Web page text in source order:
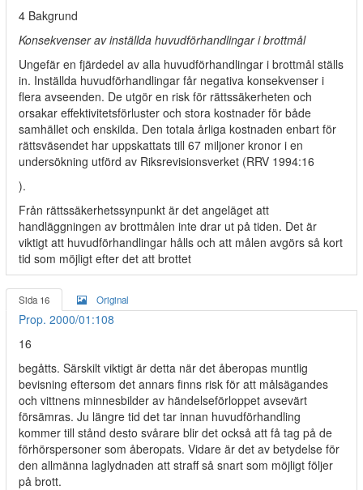
4 Bakgrund
Konsekvenser av inställda huvudförhandlingar i brottmål
Ungefär en fjärdedel av alla huvudförhandlingar i brottmål ställs
in. Inställda huvudförhandlingar får negativa konsekvenser i
flera avseenden. De utgör en risk för rättssäkerheten och
orsakar effektivitetsförluster och stora kostnader för både
samhället och enskilda. Den totala årliga kostnaden enbart för
rättsväsendet har uppskattats till 67 miljoner kronor i en
undersökning utförd av Riksrevisionsverket (RRV 1994:16
).
Från rättssäkerhetssynpunkt är det angeläget att
handläggningen av brottmålen inte drar ut på tiden. Det är
viktigt att huvudförhandlingar hålls och att målen avgörs så kort
tid som möjligt efter det att brottet
Sida 16 Original
Prop. 2000/01:108
16
begåtts. Särskilt viktigt är detta när det åberopas muntlig
bevisning eftersom det annars finns risk för att målsägandes
och vittnens minnesbilder av händelseförloppet avsevärt
försämras. Ju längre tid det tar innan huvudförhandling
kommer till stånd desto svårare blir det också att få tag på de
förhörspersoner som åberopats. Vidare är det av betydelse för
den allmänna laglydnaden att straff så snart som möjligt följer
på brott.